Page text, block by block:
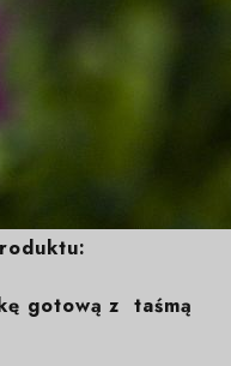
gotową z taśmą